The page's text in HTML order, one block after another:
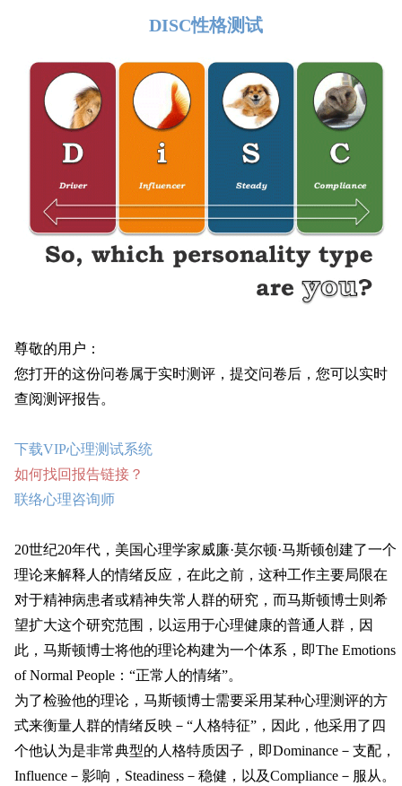
DISC性格测试
尊敬的用户：
您打开的这份问卷属于实时测评，提交问卷后，您可以实时
查阅测评报告。
下载VIP心理测试系统
如何找回报告链接？
联络心理咨询师
20世纪20年代，美国心理学家威廉·莫尔顿·马斯顿创建了一个
理论来解释人的情绪反应，在此之前，这种工作主要局限在
对于精神病患者或精神失常人群的研究，而马斯顿博士则希
望扩大这个研究范围，以运用于心理健康的普通人群，因
此，马斯顿博士将他的理论构建为一个体系，即The Emotions
of Normal People：“正常人的情绪”。
为了检验他的理论，马斯顿博士需要采用某种心理测评的方
式来衡量人群的情绪反映－“人格特征”，因此，他采用了四
个他认为是非常典型的人格特质因子，即Dominance－支配，
Influence－影响，Steadiness－稳健，以及Compliance－服从。